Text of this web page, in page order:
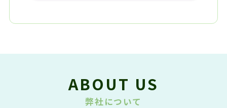
ABOUT US
弊社について